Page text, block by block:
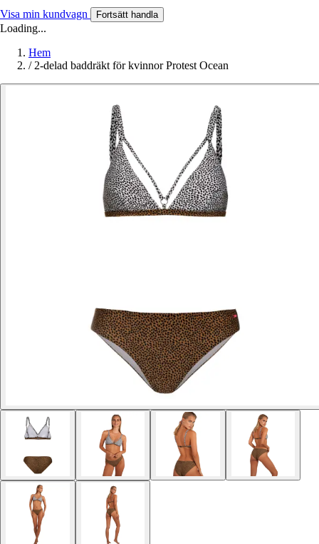
Visa min kundvagn Fortsätt handla
Loading...
Hem
/ 2-delad baddräkt för kvinnor Protest Ocean